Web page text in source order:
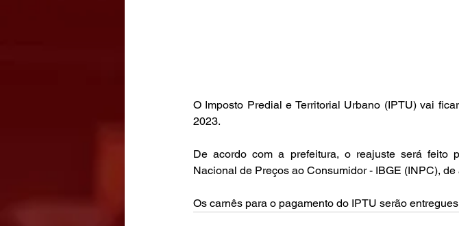
O Imposto Predial e Territorial Urbano (IPTU) vai
2023.
De acordo com a prefeitura, o reajuste será feito
Nacional de Preços ao Consumidor - IBGE (INPC),
Os carnês para o pagamento do IPTU serão